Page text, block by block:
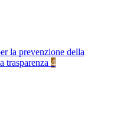
la prevenzione della
trasparenza 4